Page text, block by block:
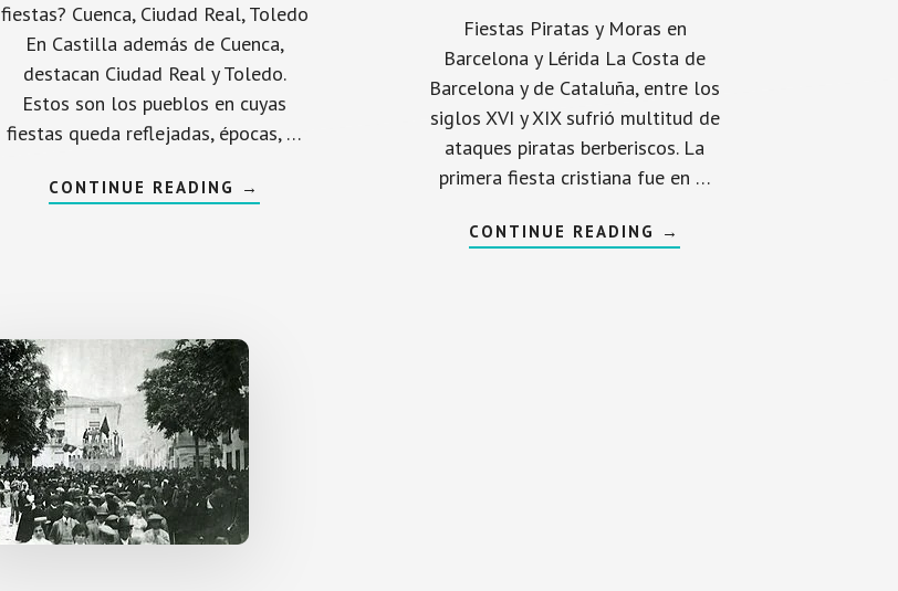
fiestas? Cuenca, Ciudad Real, Toledo
En Castilla además de Cuenca,
destacan Ciudad Real y Toledo.
Estos son los pueblos en cuyas
fiestas queda reflejadas, épocas, …
CONTINUE READING ACERCA
DE
MOROS
Y
CRISTIANOS
→
Fiestas Piratas y Moras en
Barcelona y Lérida La Costa de
Barcelona y de Cataluña, entre los
siglos XVI y XIX sufrió multitud de
ataques piratas berberiscos. La
primera fiesta cristiana fue en …
CONTINUE READING ACERCA
DE
→